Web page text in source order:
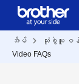
အိမ် သုံးစွဲသူ ဝ
Video FAQs